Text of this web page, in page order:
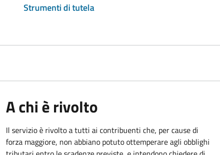
Strumenti di tutela
A chi è rivolto
Il servizio è rivolto a tutti ai contribuenti che, per cause di
forza maggiore, non abbiano potuto ottemperare agli obblighi